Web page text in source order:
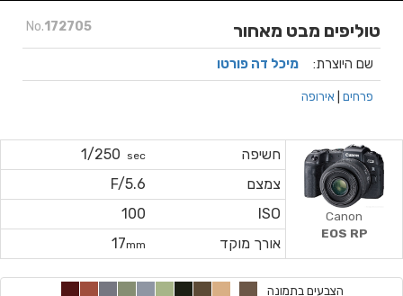
No.172705 טוליפים מבט מאחור
שם היוצרת: מיכל דה פורטו
פרחים אירופה
חשיפה sec
1/250
צמצם
F/5.6
ISO
100
אורך מוקד
17mm
Canon
EOS RP
הצבעים בתמונה